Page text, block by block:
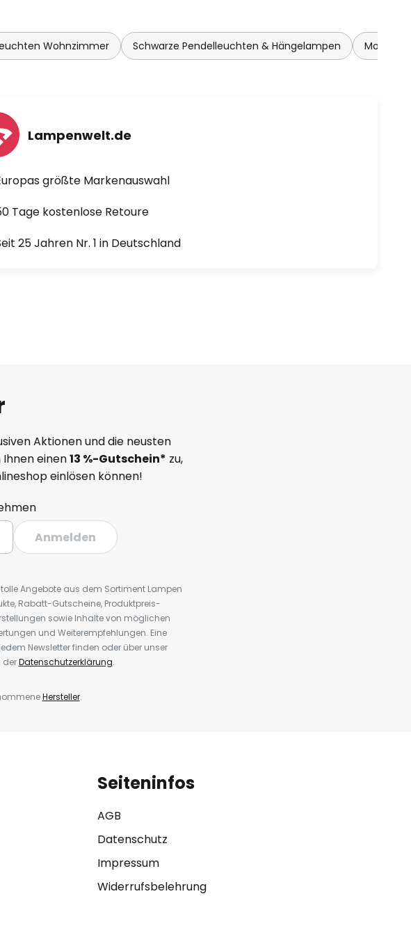
Wohnzimmer Schwarze Pendelleuchten & Hängelampen
Lampenwelt.de
größte Markenauswahl
Tage kostenlose Retoure
25 Jahren Nr. 1 in Deutschland
Aktionen und die neusten
einen13 %-Gutschein* zu,
einlösen können!
Anmelden
Angebote aus dem Sortiment Lampen
Rabatt-Gutscheine, Produktpreis-
sowie Inhalte von möglichen
und Weiterempfehlungen. Eine
Newsletter finden oder über unser
derDatenschutzerklärung.
Hersteller.
Seiteninfos
AGB
Datenschutz
Impressum
Widerrufsbelehrung